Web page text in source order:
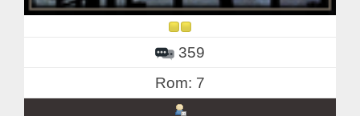
359
Rom: 7